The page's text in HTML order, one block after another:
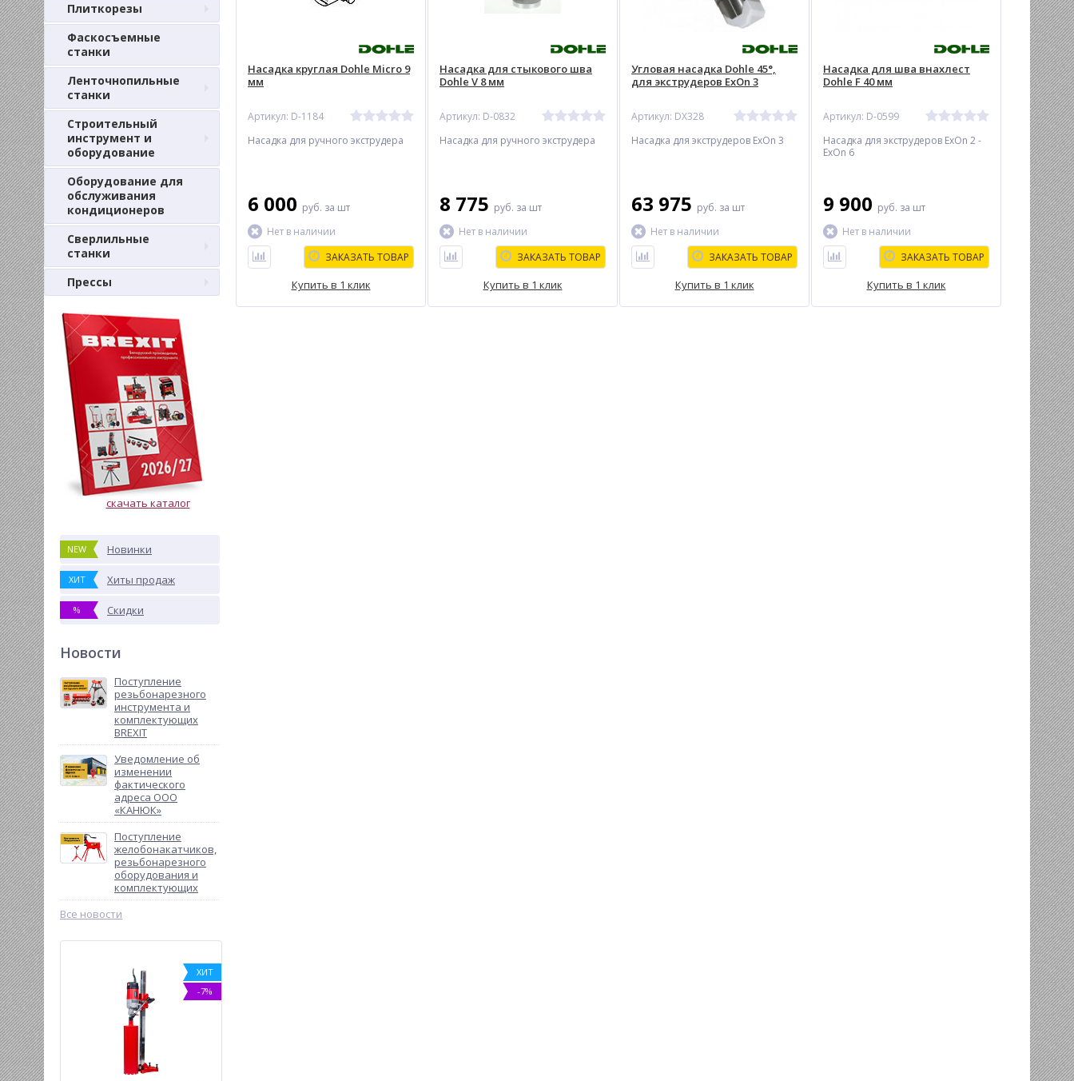
Плиткорезы
Фаскосъемные
станки
Ленточнопильные
станки
Строительный
инструмент и
оборудование
Оборудование для
обслуживания
кондиционеров
Сверлильные
станки
Прессы
скачать каталог
NEW Новинки
ХИТ Хиты продаж
% Скидки
Новости
Поступление
резьбонарезного
инструмента и
комплектующих
BREXIT
Уведомление об
изменении
фактического
адреса ООО
«КАНЮК»
Поступление
желобонакатчиков,
резьбонарезного
оборудования и
комплектующих
Все новости
ХИТ
-7%
%
Насадка круглая Dohle Micro 9
мм
Артикул: D-1184
Насадка для ручного экструдера
6 000 руб. за шт
Нет в наличии
ЗАКАЗАТЬ ТОВАР
Купить в 1 клик
Насадка для стыкового шва
Dohle V 8 мм
Артикул: D-0832
Насадка для ручного экструдера
8 775 руб. за шт
Нет в наличии
ЗАКАЗАТЬ ТОВАР
Купить в 1 клик
Угловая насадка Dohle 45°,
для экструдеров ExOn 3
Артикул: DX328
Насадка для экструдеров ExOn 3
63 975 руб. за шт
Нет в наличии
ЗАКАЗАТЬ ТОВАР
Купить в 1 клик
Насадка для шва внахлест
Dohle F 40 мм
Артикул: D-0599
Насадка для экструдеров ExOn 2 -
ExOn 6
9 900 руб. за шт
Нет в наличии
ЗАКАЗАТЬ ТОВАР
Купить в 1 клик